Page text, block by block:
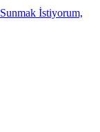
İstiyorum,